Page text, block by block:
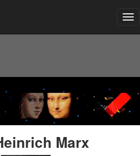
Marx